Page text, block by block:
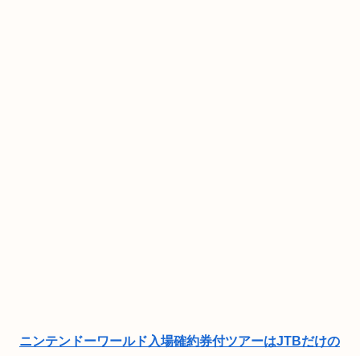
ニンテンドーワールド入場確約券付ツアーはJTBだけの